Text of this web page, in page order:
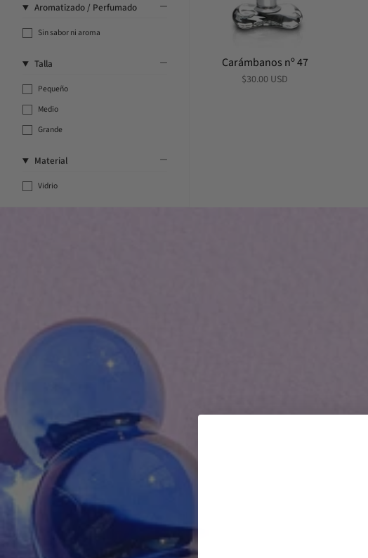
Aromatizado / Perfumado
Sin sabor ni aroma
Talla
Pequeño
Medio
Grande
Material
Vidrio
Carámbanos nº 47
$30.00 USD